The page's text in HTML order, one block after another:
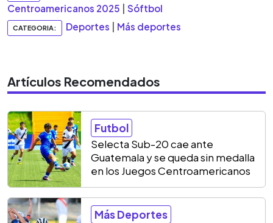
Centroamericanos 2025
Sóftbol
CATEGORIA: Deportes Más deportes
Artículos Recomendados
Futbol
Selecta Sub-20 cae ante
Guatemala y se queda sin medalla
en los Juegos Centroamericanos
Más Deportes